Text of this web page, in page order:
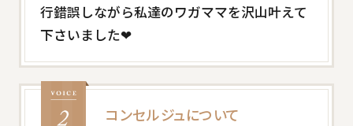
行錯誤しながら私達のワガママを沢山叶えて
下さいました❤
コンセルジュについて